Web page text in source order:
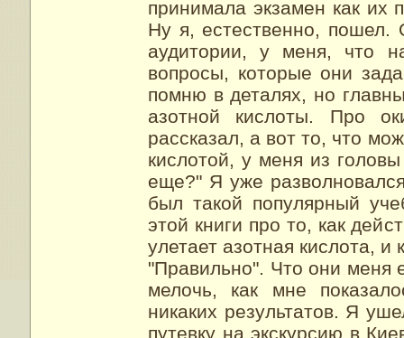
принимала экзамен как их
Ну я, естественно, пошел.
аудитории, у меня, что
вопросы, которые они
помню в деталях, но
азотной кислоты. Про
рассказал, а вот то, что
кислотой, у меня из
еще?" Я уже
был такой популярный
этой книги про то, как
улетает азотная кислота,
"Правильно". Что они меня
мелочь, как мне
никаких результатов. Я
путевку на экскурсию в